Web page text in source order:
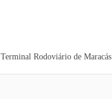
Terminal Rodoviário de Maracás